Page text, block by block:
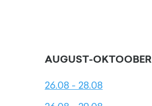
AUGUST-OKTOOBER
26.08 - 28.08